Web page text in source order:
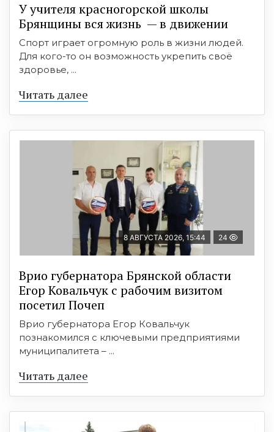
У учителя красногорской школы
Брянщины вся жизнь — в движении
Спорт играет огромную роль в жизни людей.
Для кого-то он возможность укрепить своё
здоровье, ...
Читать далее
8 АВГУСТА 2026, 15:44 24
Врио губернатора Брянской области
Егор Ковальчук с рабочим визитом
посетил Почеп
Врио губернатора Егор Ковальчук
познакомился с ключевыми предприятиями
муниципалитета – ...
Читать далее